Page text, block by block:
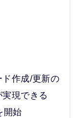
ド作成/更新の
現できる
開始